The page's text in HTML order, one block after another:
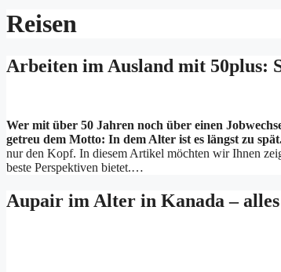
Reisen
Arbeiten im Ausland mit 50plus:
Wer mit über 50 Jahren noch über einen
getreu dem Motto: In dem Alter ist es längst zu
nur den Kopf. In diesem Artikel möchten wir Ihnen
beste Perspektiven bietet.…
Aupair im Alter in Kanada – alles